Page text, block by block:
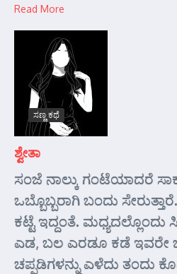
Read More
ಸಣ್ಣ ಕಥೆ
ಶ್ವೇತಾ
ಸಂಜೆ ನಾಲ್ಕು ಗಂಟೆಯಾದರೆ
ಒಬ್ಬೊಬ್ಬರಾಗಿ ಬಂದು
ಕಟ್ಟೆ ಇದ್ದಂತೆ.
ಎಡ, ಬಲ ಎರಡೂ ಕಡೆ ಇವರೇ
ಚಪ್ಪಡಿಗಳನ್ನು ಎಳೆದು ತಂದು